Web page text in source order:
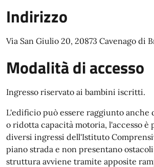
Indirizzo
Via San Giulio 20, 20873 Cavenago di
Modalità di accesso
Ingresso riservato ai bambini iscritti.
L'edificio può essere raggiunto anche
o ridotta capacità motoria, l'accesso è
diversi ingressi dell'Istituto
piano strada e non presentano
struttura avviene tramite apposite